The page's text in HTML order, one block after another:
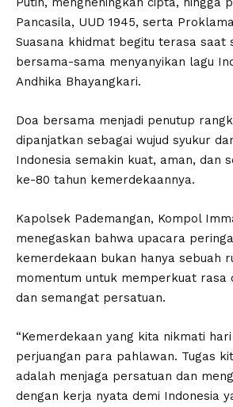
Pancasila, UUD 1945, serta
Suasana khidmat begitu terasa saat
bersama-sama menyanyikan lagu
Andhika Bhayangkari.
Doa bersama menjadi penutup
dipanjatkan sebagai wujud syukur
Indonesia semakin kuat, aman, dan
ke-80 tahun kemerdekaannya.
Kapolsek Pademangan, Kompol
menegaskan bahwa upacara
kemerdekaan bukan hanya sebuah
momentum untuk memperkuat rasa
dan semangat persatuan.
“Kemerdekaan yang kita nikmati
perjuangan para pahlawan. Tugas
adalah menjaga persatuan dan
dengan kerja nyata demi Indonesia